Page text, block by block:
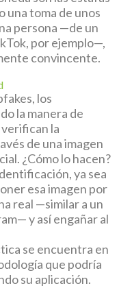
una toma de unos
persona —de un
por ejemplo—,
convincente.
los
la manera de
la
de una imagen
¿Cómo lo hacen?
ya sea
esa imagen por
real —similar a un
y así engañar al
se encuentra en
que podría
su aplicación.